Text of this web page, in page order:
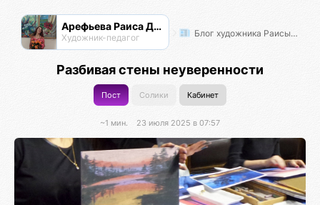
Арефьева Раиса Дмитриевна
Художник-педагог Блог художника Раисы Арефьевой
Разбивая стены неуверенности
Пост Солики Кабинет
~1 мин. 23 июля 2025 в 07:57